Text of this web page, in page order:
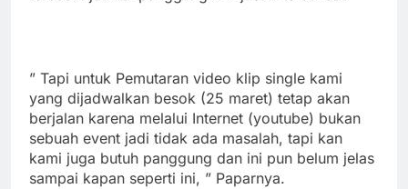
” Tapi untuk Pemutaran video klip single kami
yang dijadwalkan besok (25 maret) tetap akan
berjalan karena melalui Internet (youtube) bukan
sebuah event jadi tidak ada masalah, tapi kan
kami juga butuh panggung dan ini pun belum jelas
sampai kapan seperti ini, ” Paparnya.